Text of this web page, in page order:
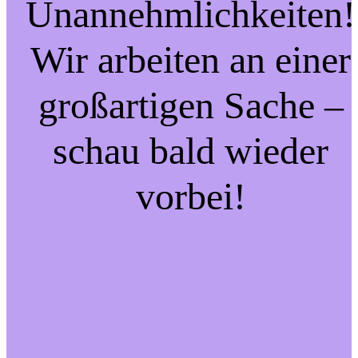
Unannehmlichkeiten!
Wir arbeiten an einer
großartigen Sache –
schau bald wieder
vorbei!